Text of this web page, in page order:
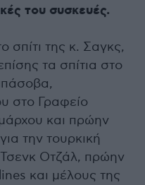
του συσκευές.
σπίτι της κ. Σαγκς,
τα σπίτια στο
στο Γραφείο
και πρώην
την τουρκική
Οτζάλ, πρώην
και μέλους της